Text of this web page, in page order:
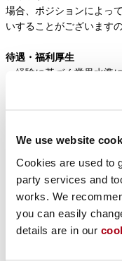
We use website
Cookies are used to
party services and
works. We
you can easily
details are in our
場合、ポジションによっ
いすることがございます
待遇・福利厚生
・経験に基づく業界水準
・休日：土日、祝日、そ
保険
・住宅手当
・退職金制度
・レンタカーサポート
・社内研修制度（ソフト